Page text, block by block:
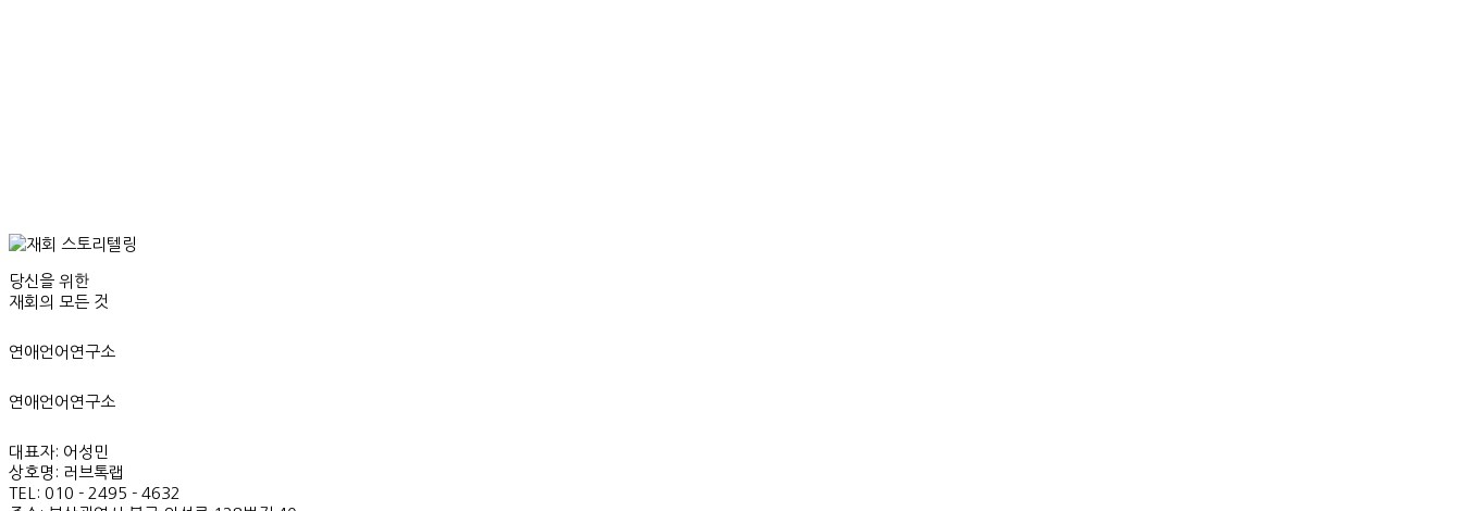
당신을 위한
재회의 모든 것
연애언어연구소
연애언어연구소
대표자: 어성민
상호명: 러브톡랩
TEL: 010 - 2495 - 4632